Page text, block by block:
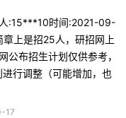
:15***10时间:2021-09-
上是招25人，研招网上
公布招生计划仅供参考，
行调整（可能增加，也
17